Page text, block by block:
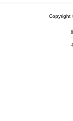
Copyright